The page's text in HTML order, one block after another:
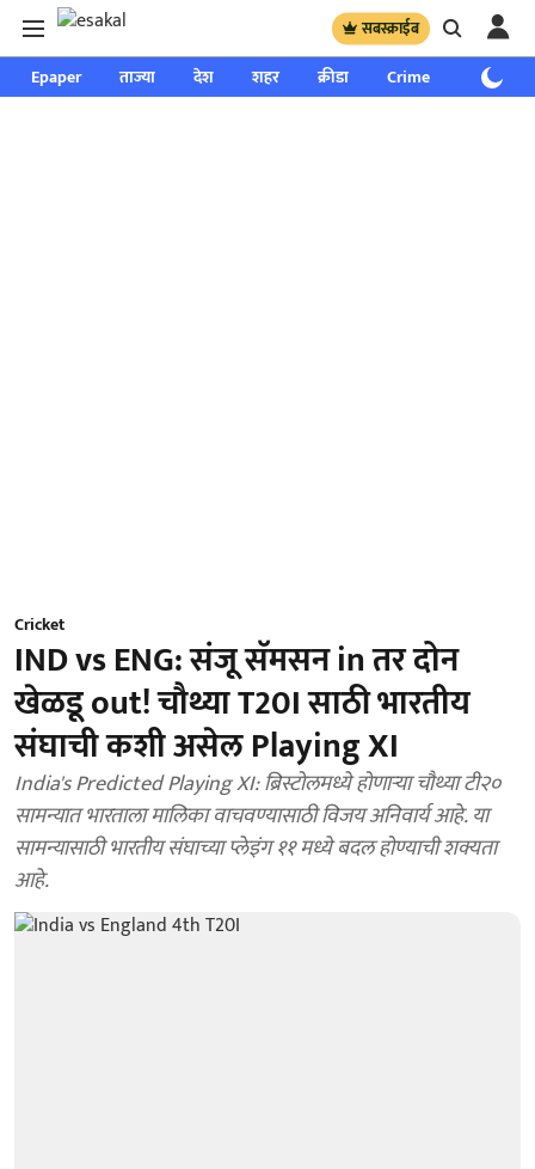
सबस्क्राईब
Epaper ताज्या देश शहर क्रीडा Crime साप्ताहिक
Cricket
IND vs ENG: संजू सॅमसन in तर दोन
खेळडू out! चौथ्या T20I साठी भारतीय
संघाची कशी असेल Playing XI
India's Predicted Playing XI: ब्रिस्टोलमध्ये होणाऱ्या चौथ्या टी२०
सामन्यात भारताला मालिका वाचवण्यासाठी विजय अनिवार्य आहे. या
सामन्यासाठी भारतीय संघाच्या प्लेइंग ११ मध्ये बदल होण्याची शक्यता
आहे.